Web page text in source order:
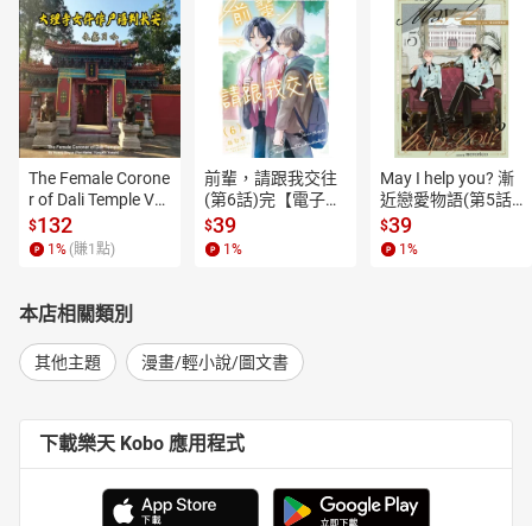
The Female Corone
r of Dali Temple Vo
l.6【有聲書】
$132
1 % (賺1 點)
前輩，請跟我交往
(第6話)完【電子
書】
$39
1 %
May I help you? 漸
近戀愛物語(第5話)
【電子書】
$39
1 %
本店相關類別
其他主題 漫畫/輕小說/圖文書
下載樂天 Kobo 應用程式